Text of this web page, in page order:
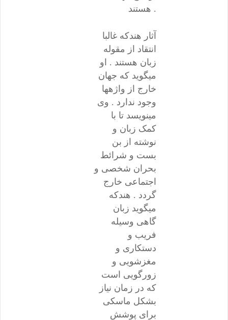
هستند .
آثار هندکه غالبا
انتقاد از مقوله
زبان هستند . او
میگوید که جهان
خارج از واژهها
وجود ندارد . وی
مینویسد تا با
کمک زبان و
نوشته از بن
بست و شرائط
بحران شخصی و
اجتماعی خارج
گردد . هندکه
میگوید زبان
گاهی وسیله
فریب و
دستکاری و
مغزشویی و
زورگویی است
که در زمان نیاز
بشکل ماسکی
برای پوشش